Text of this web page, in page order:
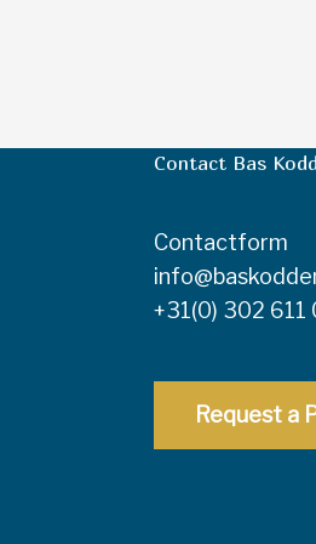
Contact Bas
Contactform
+31(0) 302 611
Request a